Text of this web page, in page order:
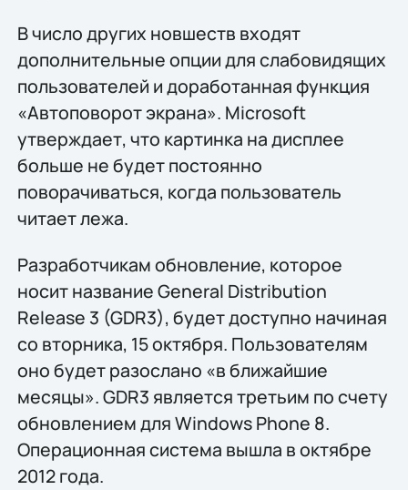
В число других новшеств входят
дополнительные опции для слабовидящих
пользователей и доработанная функция
«Автоповорот экрана». Microsoft
утверждает, что картинка на дисплее
больше не будет постоянно
поворачиваться, когда пользователь
читает лежа.
Разработчикам обновление, которое
носит название General Distribution
Release 3 (GDR3), будет доступно начиная
со вторника, 15 октября. Пользователям
оно будет разослано «в ближайшие
месяцы». GDR3 является третьим по счету
обновлением для Windows Phone 8.
Операционная система вышла в октябре
2012 года.